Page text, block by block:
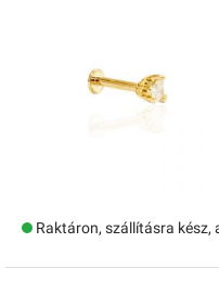
Raktáron, szállításra kész,